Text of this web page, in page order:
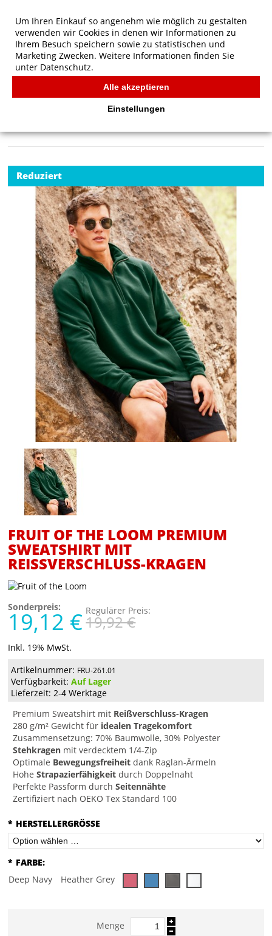
Fruit of the Loom Premium Sweatshirt mit
Reißverschluss-Kragen
FRUIT OF THE LOOM
Reduziert
FRUIT OF THE LOOM PREMIUM
SWEATSHIRT MIT
REISSVERSCHLUSS-KRAGEN
Sonderpreis:
19,12 € Regulärer Preis:
19,92 €
Inkl. 19% MwSt.
Artikelnummer: FRU-261.01
Verfügbarkeit:Auf Lager
Lieferzeit: 2-4 Werktage
Premium Sweatshirt mit Reißverschluss-Kragen
280 g/m² Gewicht für idealen Tragekomfort
Zusammensetzung: 70% Baumwolle, 30% Polyester
Stehkragen mit verdecktem 1/4-Zip
Optimale Bewegungsfreiheit dank Raglan-Ärmeln
HoheStrapazierfähigkeit durch Doppelnaht
Perfekte Passform durchSeitennähte
Zertifiziert nach OEKO Tex Standard 100
* HERSTELLERGRÖSSE
* FARBE:
Deep Navy
Heather Grey
Menge
Um Ihren Einkauf so angenehm wie möglich zu gestalten
verwenden wir Cookies in denen wir Informationen zu
Ihrem Besuch speichern sowie zu statistischen und
Marketing Zwecken. Weitere Informationen finden Sie
unter Datenschutz.
Alle akzeptieren
Einstellungen